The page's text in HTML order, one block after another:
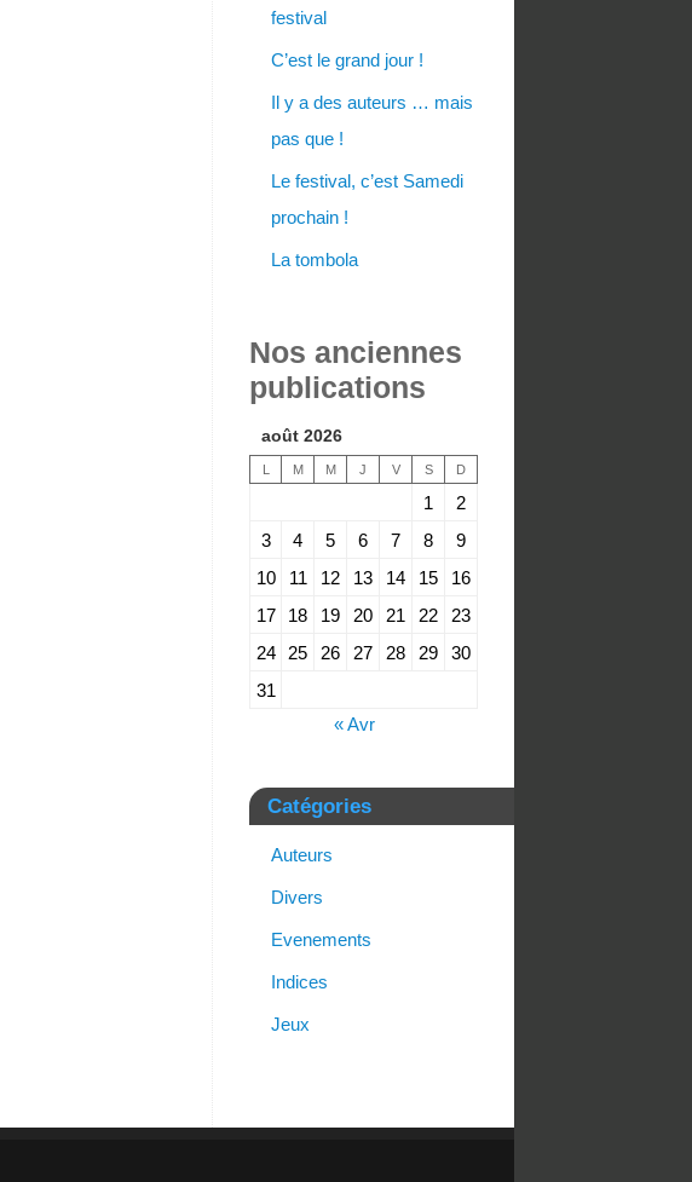
festival
C’est le grand jour !
Il y a des auteurs … mais
pas que !
Le festival, c’est Samedi
prochain !
La tombola
Nos anciennes
publications
août 2026
M M J V S D
1
2
3
4 5 6 7 8
9
10
11 12 13 14 15
16
17
18 19 20 21 22
23
24
25 26 27 28 29
30
31
« Avr
Catégories
Auteurs
Divers
Evenements
Indices
Jeux